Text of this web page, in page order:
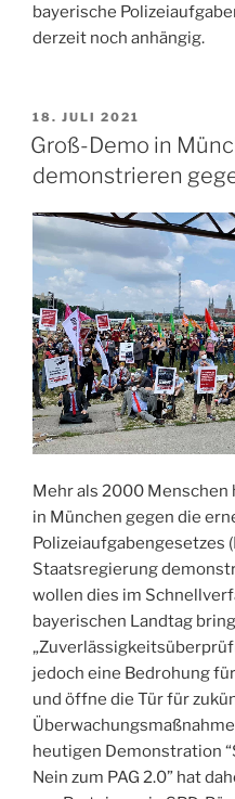
bayerische
derzeit noch anhängig.
VERÖFFENTLICHT
AM
18. JULI 2021
Groß-Demo in
demonstrieren
Mehr als 2000 Menschen
in München gegen die
Polizeiaufgabengesetzes
Staatsregierung
wollen dies im
bayerischen Landtag
jedoch eine Bedrohung
und öffne die Tür für
heutigen Demonstration
Nein zum PAG 2.0” hat